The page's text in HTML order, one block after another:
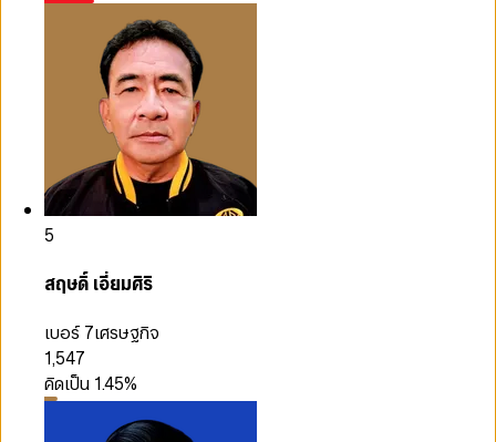
5
สฤษดิ์ เอี่ยมศิริ
เบอร์ 7เศรษฐกิจ
1,547
คิดเป็น 1.45%